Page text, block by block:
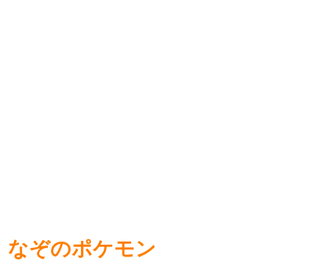
なぞのポケモン